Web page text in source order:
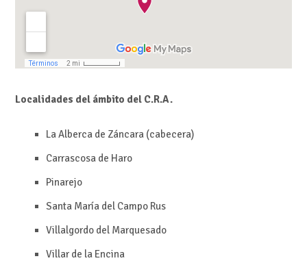
Localidades del ámbito del C.R.A.
La Alberca de Záncara (cabecera)
Carrascosa de Haro
Pinarejo
Santa María del Campo Rus
Villalgordo del Marquesado
Villar de la Encina